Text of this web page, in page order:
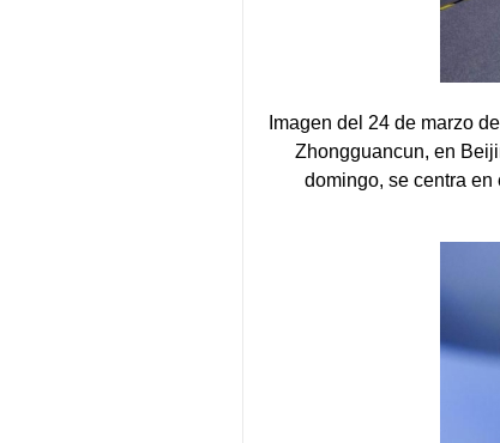
Imagen del 24 de marzo
Zhongguancun, en
domingo, se centra